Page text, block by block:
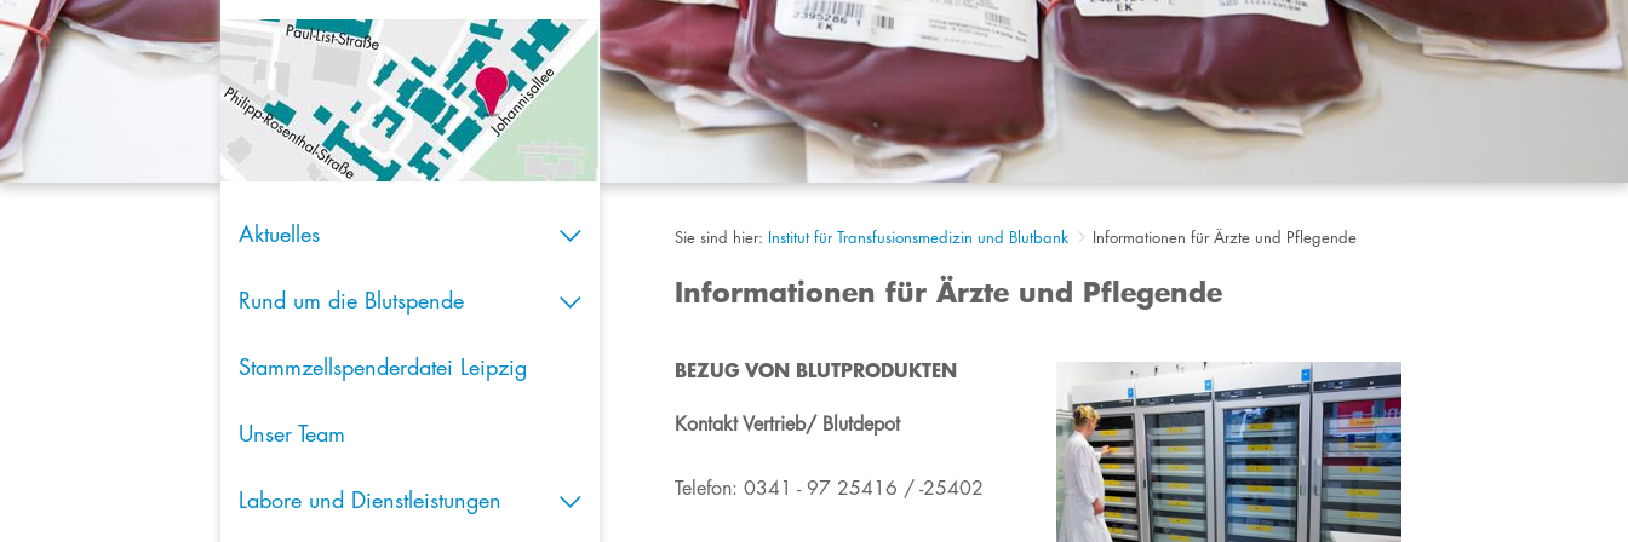
Aktuelles
Rund um die Blutspende
Stammzellspenderdatei Leipzig
Unser Team
Labore und Dienstleistungen
Sie sind hier: Institut für Transfusionsmedizin und Blutbank Informationen für Ärzte und Pflegende
Informationen für Ärzte und Pflegende
BEZUG VON BLUTPRODUKTEN
Kontakt Vertrieb/ Blutdepot
Telefon: 0341 - 97 25416 / -25402